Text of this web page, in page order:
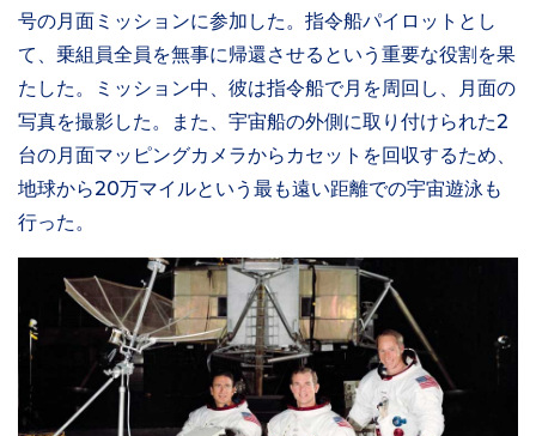
号の月面ミッションに参加した。指令船パイロットとし
て、乗組員全員を無事に帰還させるという重要な役割を果
たした。ミッション中、彼は指令船で月を周回し、月面の
写真を撮影した。また、宇宙船の外側に取り付けられた2
台の月面マッピングカメラからカセットを回収するため、
地球から20万マイルという最も遠い距離での宇宙遊泳も
行った。